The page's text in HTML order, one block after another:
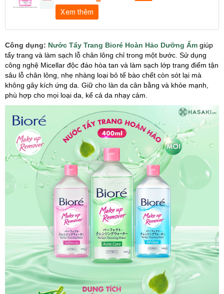
Xem thêm
Công dụng: Nước Tẩy Trang Bioré Hoàn Hảo Dưỡng Ẩm giúp
tẩy trang và làm sạch lỗ chân lông chỉ trong một bước. Sử dụng
công nghệ Micellar độc đáo hòa tan và làm sạch lớp trang điểm tận
sâu lỗ chân lông, nhẹ nhàng loại bỏ tế bào chết còn sót lại mà
không gây kích ứng da. Giữ cho làn da cân bằng và khỏe mạnh,
phù hợp cho mọi loại da, kể cả da nhạy cảm.